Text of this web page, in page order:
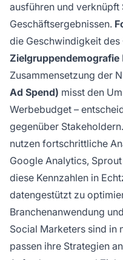
ausführen und
Geschäftsergebnissen.
die Geschwindigkeit
Zielgruppendemografie
Zusammensetzung der
Ad Spend) misst den
Werbebudget –
gegenüber
nutzen fortschrittliche
Google Analytics,
diese Kennzahlen in
datengestützt zu
Branchenanwendung
Social Marketers sind in
passen ihre Strategien